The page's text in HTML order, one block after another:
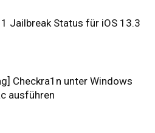
Jailbreak Status für iOS 13.3
Checkra1n unter Windows
ausführen